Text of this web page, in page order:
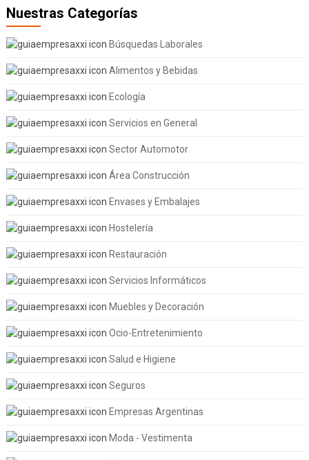
Nuestras Categorías
Búsquedas Laborales
Alimentos y Bebidas
Ecología
Servicios en General
Sector Automotor
Área Construcción
Envases y Embalajes
Hostelería
Restauración
Servicios Informáticos
Muebles y Decoración
Ocio-Entretenimiento
Salud e Higiene
Seguros
Empresas Argentinas
Moda - Vestimenta